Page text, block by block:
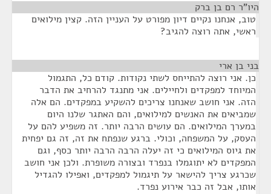
היו"ר רם בן ברק
טוב, אנחנו נקיים דיון מפורט על העניין הזה. קצין מילואים
ראשי, אתה רוצה להגיב?
בני בן ארי
כן. אני רוצה להתייחס לשתי נקודות. קודם כל, התגמול
המיוחד למפקדים ולחיילים. אני מתנגד להרחיב את הדבר
הזה. אני חושב שאנחנו צריכים להשקיע במפקדים. הם אלה
שמביאים את האנשים למילואים, והם האתגר שלנו היום
במערך המילואים. הם עושים הרבה יותר. זה משפיע להם על
העסק, על המשפחה, וכולי. ברגע שנפתח את זה, זה גם יפחית
את גיוס המילואים כי זה יעלה הרבה הרבה יותר כסף, וגם
המפקדים לא יתוגמלו בנפרד ובצורה משופרת. ולכן אני חושב
שכרגע צריך להישאר על תיגמול למפקדים, ואפילו להגדיל
אותו, אבל זה כבר אירוע נפרד.